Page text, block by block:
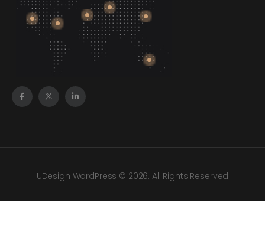
UDesign WordPress © 2026. All Rights Reserved